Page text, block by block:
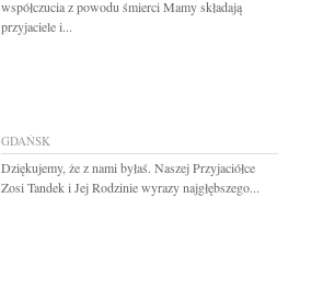
współczucia z powodu śmierci Mamy składają
przyjaciele i...
GDAŃSK
Dziękujemy, że z nami byłaś. Naszej Przyjaciółce
Zosi Tandek i Jej Rodzinie wyrazy najgłębszego...